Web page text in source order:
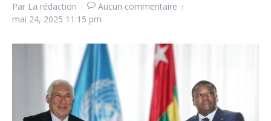
Par La rédaction
Aucun commentaire
mai 24, 2025 11:15 pm